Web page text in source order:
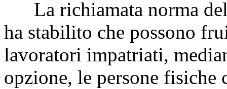
La richiamata norma
ha stabilito che possono
lavoratori impatriati,
opzione, le persone fisiche